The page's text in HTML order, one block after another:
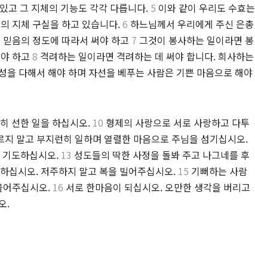
고 그 지체의 기능도 각각 다릅니다. 5 이와 같이 우리도 수효는
지체 구실을 하고 있습니다.6 하느님께서 우리에게 주신 은총
음의 정도에 따라서 써야 하고 7 그것이 봉사하는 일이라면 봉
하고 8 격려하는 일이라면 격려하는 데 써야 합니다. 희사하는
다해서 해야 하며 자선을 베푸는 사람은 기쁜 마음으로 해야
선한 일을 하십시오. 10 형제의 사랑으로 서로 사랑하고 다투
지 말고 부지런히 일하며 열렬한 마음으로 주님을 섬기십시오.
도하십시오. 13 성도들의 딱한 사정을 돌봐 주고 나그네를 후
십시오. 저주하지 말고 복을 빌어주십시오. 15 기뻐하는 사람
주십시오. 16 서로 한마음이 되십시오. 오만한 생각을 버리고
.